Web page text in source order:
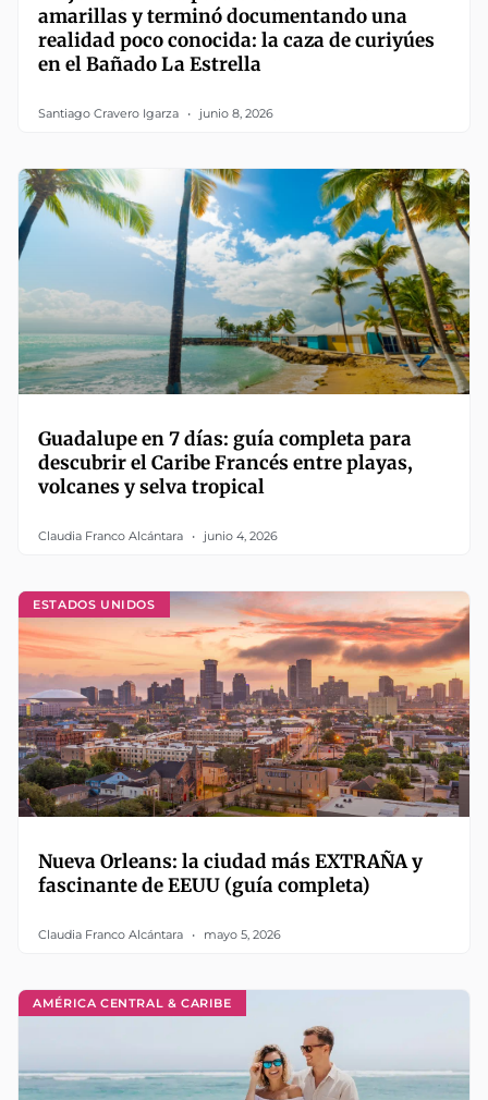
amarillas y terminó documentando una
realidad poco conocida: la caza de curiyúes
en el Bañado La Estrella
Santiago Cravero Igarza junio 8, 2026
Guadalupe en 7 días: guía completa para
descubrir el Caribe Francés entre playas,
volcanes y selva tropical
Claudia Franco Alcántara junio 4, 2026
ESTADOS UNIDOS
Nueva Orleans: la ciudad más EXTRAÑA y
fascinante de EEUU (guía completa)
Claudia Franco Alcántara mayo 5, 2026
AMÉRICA CENTRAL & CARIBE